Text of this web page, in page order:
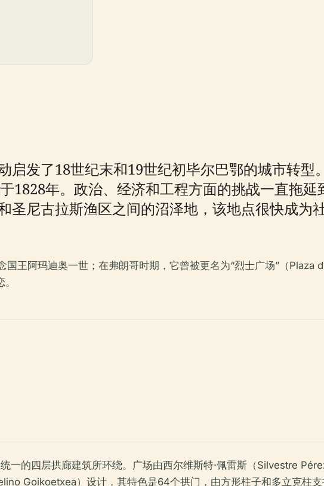
启发了18世纪末和19世纪初毕尔巴鄂的城市转型
1828年。政治、经济和工程方面的挑战一直拖延
圣尼古拉斯渔区之间的沼泽地，该地点很快成为
王阿玛迪奥一世；在弗朗哥时期，它曾被更名为“烈士广场”（Plaza
的四层拱廊建筑所环绕。广场由西尔维斯特·佩雷斯（Silvestre
Goikoetxea）设计，其特色是64个拱门，由方形柱子和多立克柱